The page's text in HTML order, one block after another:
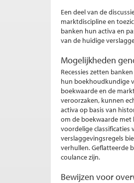
Een deel van de
marktdiscipline en
banken hun activa en
van de huidige
Mogelijkheden
Recessies zetten
hun boekhoudkundige
boekwaarde en de
veroorzaken, kunnen
activa op basis van
om de boekwaarde
voordelige
verslaggevingsregels
verhullen. Geflatteerde
coulance zijn.
Bewijzen voor